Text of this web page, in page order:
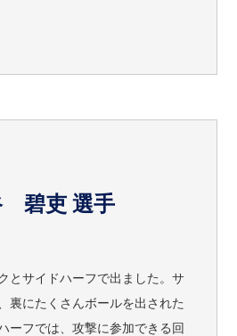
碧吏 選手
とサイドハーフで出ました。サ
裏にたくさんボールを出された
ーフでは、攻撃に参加できる回